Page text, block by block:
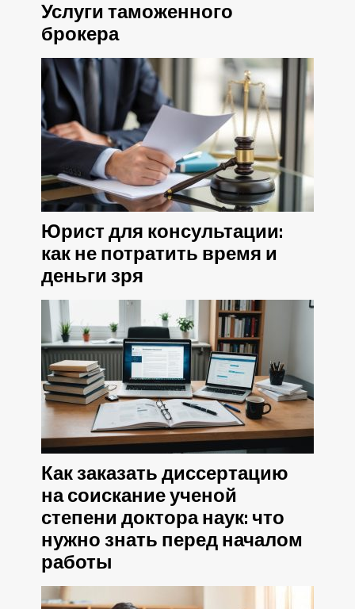
Услуги таможенного
брокера
Юрист для консультации:
как не потратить время и
деньги зря
Как заказать диссертацию
на соискание ученой
степени доктора наук: что
нужно знать перед началом
работы